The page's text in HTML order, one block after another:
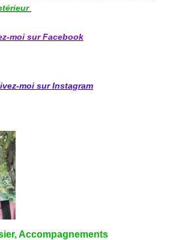
moi sur Facebook
moi sur Instagram
Accompagnements